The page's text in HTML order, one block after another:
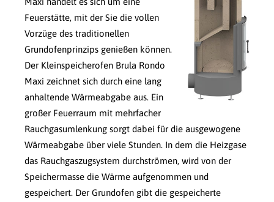
Feuerstätte, mit der Sie die vollen
Vorzüge des traditionellen
Grundofenprinzips genießen können.
Der Kleinspeicherofen Brula Rondo
Maxi zeichnet sich durch eine lang
anhaltende Wärmeabgabe aus. Ein
großer Feuerraum mit mehrfacher
Rauchgasumlenkung sorgt dabei für die ausgewogene
Wärmeabgabe über viele Stunden. In dem die Heizgase
das Rauchgaszugsystem durchströmen, wird von der
Speichermasse die Wärme aufgenommen und
gespeichert. Der Grundofen gibt die gespeicherte